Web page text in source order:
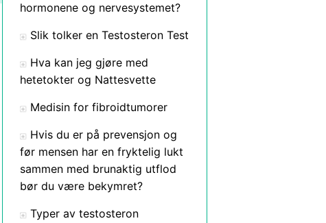
hormonene og nervesystemet?
Slik tolker en Testosteron Test
Hva kan jeg gjøre med
hetetokter og Nattesvette
Medisin for fibroidtumorer
Hvis du er på prevensjon og
før mensen har en fryktelig lukt
sammen med brunaktig utflod
bør du være bekymret?
Typer av testosteron